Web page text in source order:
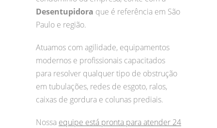
Desentupidora que é referência em São
Paulo e região.
Atuamos com agilidade, equipamentos
modernos e profissionais capacitados
para resolver qualquer tipo de obstrução
em tubulações, redes de esgoto, ralos,
caixas de gordura e colunas prediais.
Nossa equipe está pronta para atender 24